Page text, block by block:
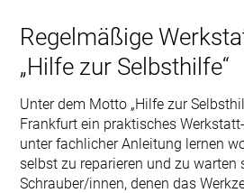
Regelmäßige
„Hilfe zur Selbsthilfe“
Unter dem Motto „Hilfe zur
Frankfurt ein praktisches
unter fachlicher Anleitung lernen
selbst zu reparieren und zu warten
Schrauber/innen, denen das